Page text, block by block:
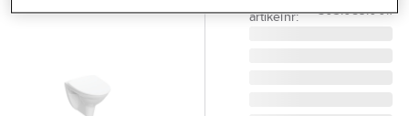
artikelnr:
503.089.00.1